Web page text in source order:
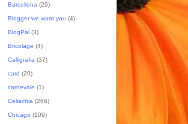
Barcellona (29)
Blogger we want you (4)
BlogPal (3)
Bricolage (4)
Calligrafia (37)
card (20)
carnevale (1)
Celiachia (266)
Chicago (109)